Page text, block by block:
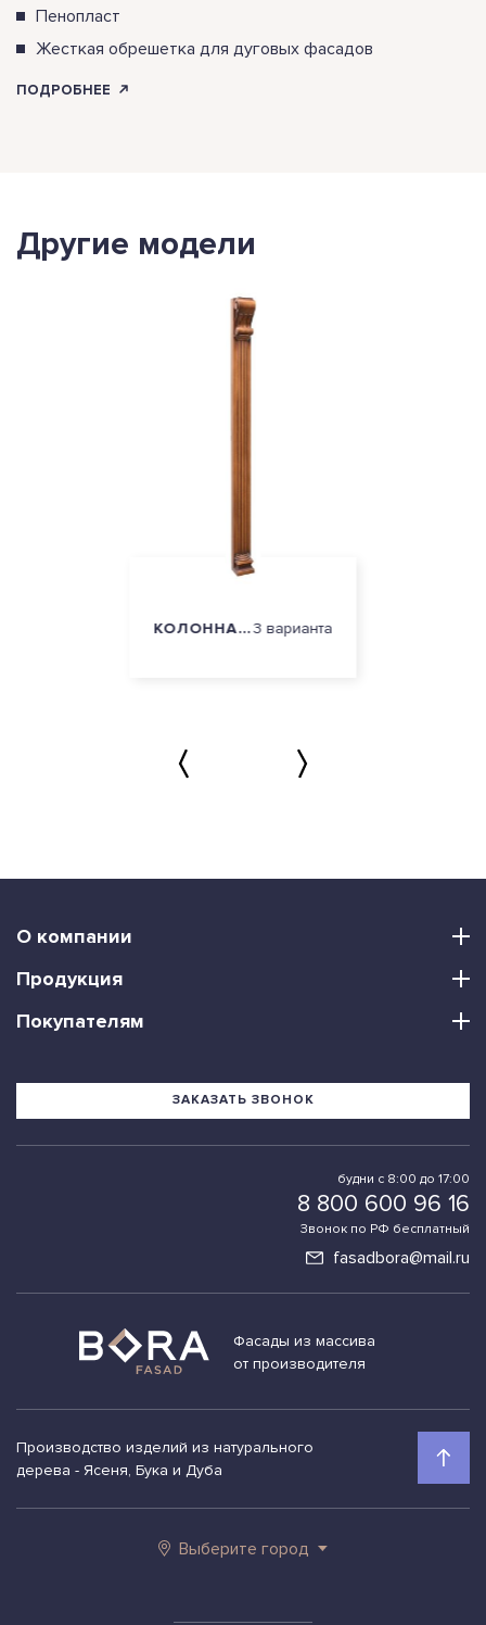
Пенопласт
Жесткая обрешетка для дуговых фасадов
ПОДРОБНЕЕ
Другие модели
КОЛОННА БАРОККО3 варианта
Фасады из массива
от производителя
Производство изделий из натурального
дерева - Ясеня, Бука и Дуба
О компании
Продукция
Покупателям
будни с 8:00 до 17:00
8 800 600 96 16
Звонок по РФ бесплатный
ЗАКАЗАТЬ ЗВОНОК
fasadbora@mail.ru
Выберите город